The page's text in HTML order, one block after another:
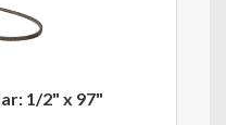
1/2" x 97"